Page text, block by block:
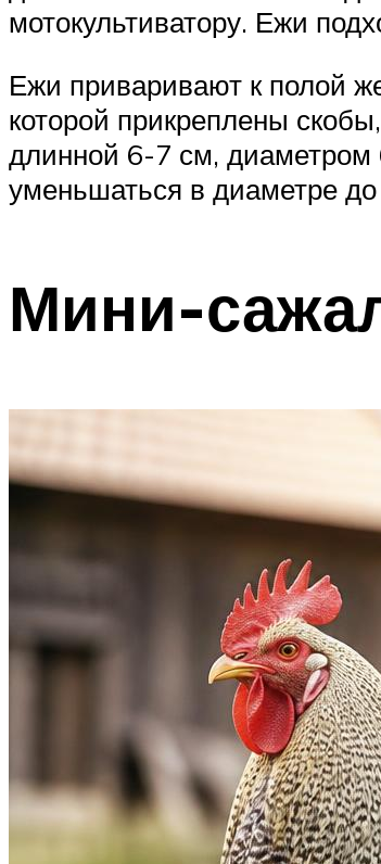
мотокультиватору. Ежи
Ежи приваривают к полой
которой прикреплены
длинной 6-7 см,
уменьшаться в диаметре
Мини-